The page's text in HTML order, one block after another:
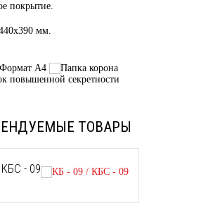
покрытие.
мм.
ТОВАРЫ
- 09